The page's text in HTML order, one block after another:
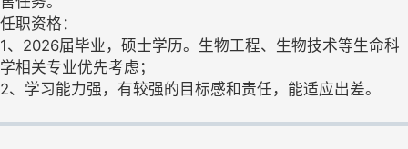
任职资格：
1、2026届毕业，硕士学历。生物工程、生物技术等生命科
学相关专业优先考虑；
2、学习能力强，有较强的目标感和责任，能适应出差。